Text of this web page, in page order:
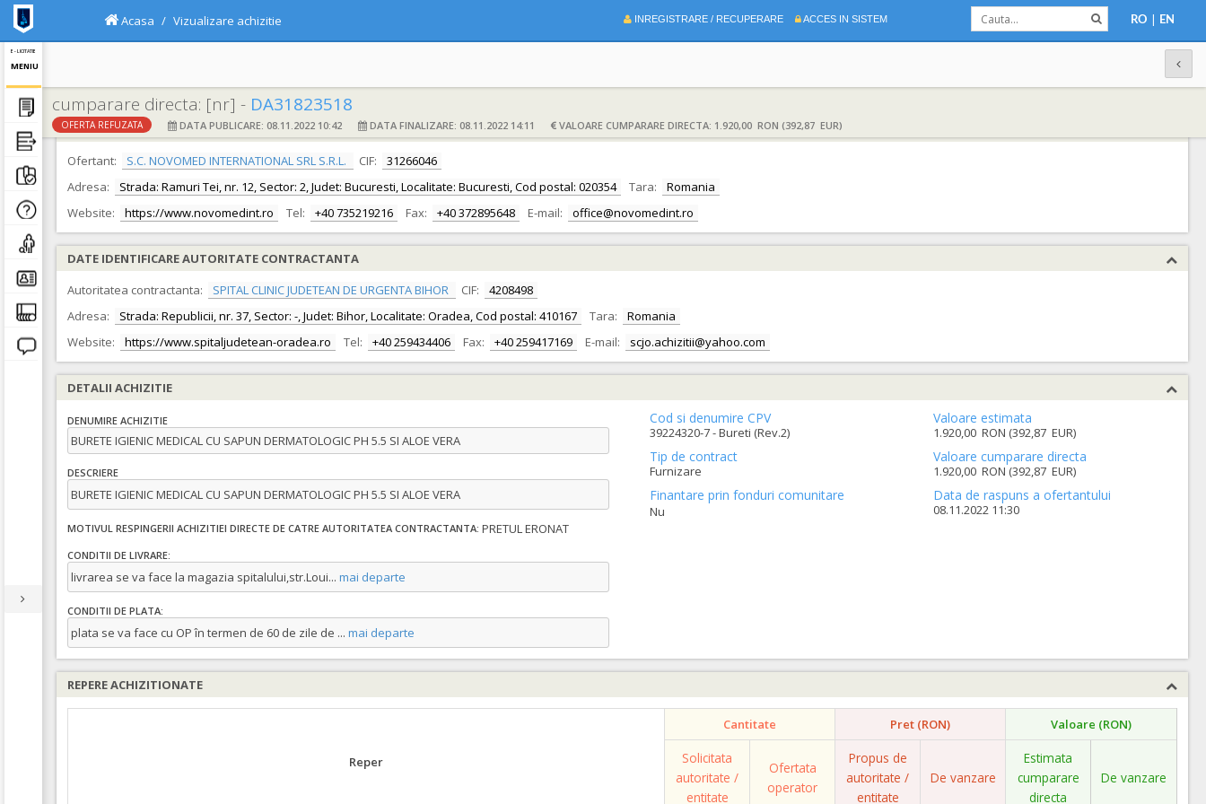
E - LICITATIE
MENIU
INREGISTRARE / RECUPERARE ACCES IN SISTEM RO | EN
Acasa Vizualizare achizitie
cumparare directa: [nr] - DA31823518
OFERTA REFUZATA DATA PUBLICARE: 08.11.2022 10:42 DATA FINALIZARE: 08.11.2022 14:11 VALOARE CUMPARARE DIRECTA: 1.920,00 RON (392,87 EUR)
DATE IDENTIFICARE OFERTANT
Ofertant:
S.C. NOVOMED INTERNATIONAL SRL S.R.L. CIF:
31266046
Adresa:
Strada: Ramuri Tei, nr. 12, Sector: 2, Judet: Bucuresti, Localitate: Bucuresti, Cod postal: 020354 Tara:
Romania
Website:
https://www.novomedint.ro Tel: +40 735219216 Fax: +40 372895648 E-mail: office@novomedint.ro
DATE IDENTIFICARE AUTORITATE CONTRACTANTA
Autoritatea contractanta:
SPITAL CLINIC JUDETEAN DE URGENTA BIHOR CIF:
4208498
Adresa:
Strada: Republicii, nr. 37, Sector: -, Judet: Bihor, Localitate: Oradea, Cod postal: 410167 Tara:
Romania
Website:
https://www.spitaljudetean-oradea.ro Tel: +40 259434406 Fax: +40 259417169 E-mail: scjo.achizitii@yahoo.com
DETALII ACHIZITIE
DENUMIRE ACHIZITIE
BURETE IGIENIC MEDICAL CU SAPUN DERMATOLOGIC PH 5.5 SI ALOE VERA
DESCRIERE
BURETE IGIENIC MEDICAL CU SAPUN DERMATOLOGIC PH 5.5 SI ALOE VERA
MOTIVUL RESPINGERII ACHIZITIEI DIRECTE DE CATRE AUTORITATEA CONTRACTANTA: PRETUL ERONAT
CONDITII DE LIVRARE:
livrarea se va face la magazia spitalului,str.Loui... mai departe
CONDITII DE PLATA:
plata se va face cu OP în termen de 60 de zile de ... mai departe
Cod si denumire CPV
39224320-7 - Bureti (Rev.2)
Tip de contract
Furnizare
Finantare prin fonduri comunitare
Nu
Valoare estimata
1.920,00 RON (392,87 EUR)
Valoare cumparare directa
1.920,00 RON (392,87 EUR)
Data de raspuns a ofertantului
08.11.2022 11:30
REPERE ACHIZITIONATE
Reper
Cantitate Pret (RON) Valoare (RON)
Solicitata
autoritate /
entitate
Ofertata
operator
Propus de
autoritate /
entitate
De vanzare
Estimata
cumparare
directa
De vanzare